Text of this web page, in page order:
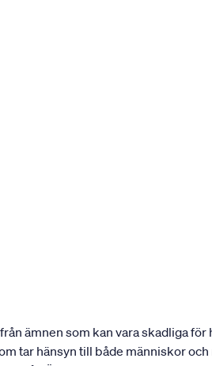
ämnen som kan vara skadliga
tar hänsyn till både människor